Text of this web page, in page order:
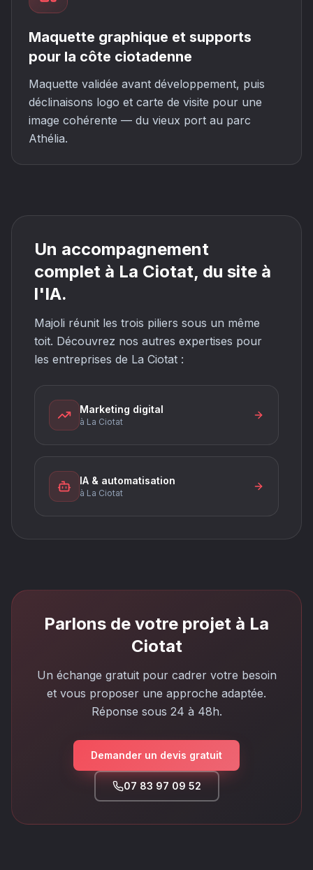
Maquette graphique et supports
pour la côte ciotadenne
Maquette validée avant développement, puis
déclinaisons logo et carte de visite pour une
image cohérente — du vieux port au parc
Athélia.
Un accompagnement
complet à La Ciotat, du site à
l'IA.
Majoli réunit les trois piliers sous un même
toit. Découvrez nos autres expertises pour
les entreprises de La Ciotat :
Marketing digital
à La Ciotat
IA & automatisation
à La Ciotat
Parlons de votre projet à La
Ciotat
Un échange gratuit pour cadrer votre besoin
et vous proposer une approche adaptée.
Réponse sous 24 à 48h.
Demander un devis gratuit
07 83 97 09 52